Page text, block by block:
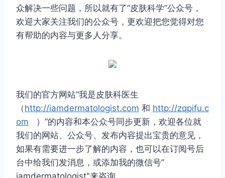
众解决一些问题，所以就有了“皮肤科学”公众号，
欢迎大家关注我们的公众号，更欢迎把您觉得对您
有帮助的内容与更多人分享。
我们的官方网站“我是皮肤科医生
（http://iamdermatologist.com 和 http://zqpifu.c
om ）“的内容和本公众号同步更新，欢迎各位就
我们的网站、公众号、发布内容提出宝贵的意见，
如果有需要进一步了解的内容，也可以在订阅号后
台中给我们发消息，或添加我的微信号”
iamdermatologist"来咨询。